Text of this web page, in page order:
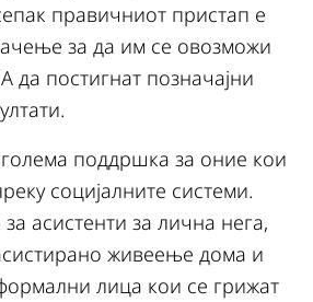
правичниот пристап е
за да им се овозможи
да постигнат позначајни
поддршка за оние кои
социјалните системи.
асистенти за лична нега,
живеење дома и
лица кои се грижат